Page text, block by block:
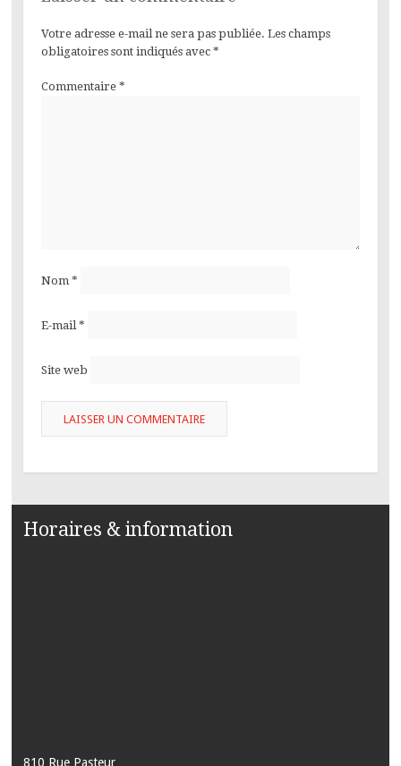
Votre adresse e-mail ne sera pas publiée. Les champs
obligatoires sont indiqués avec *
Commentaire *
Nom *
E-mail *
Site web
Horaires & information
810 Rue Pasteur